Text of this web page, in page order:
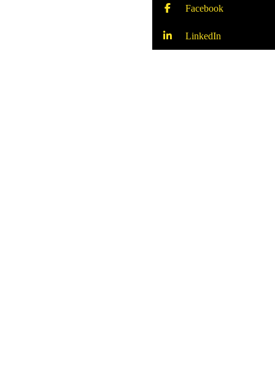
Facebook
LinkedIn